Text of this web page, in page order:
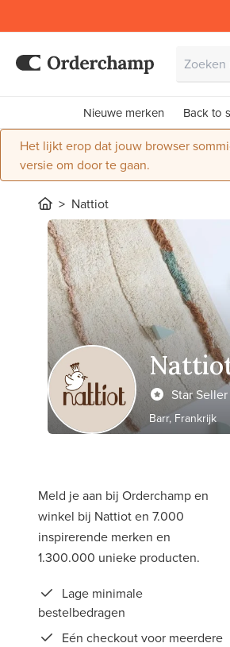
Nieuwe merken Back to
Het lijkt erop dat jouw browser
versie om door te gaan.
Nattiot
Star Seller
Barr, Frankrijk
Meld je aan bij Orderchamp en
winkel bij Nattiot en 7.000
inspirerende merken en
1.300.000 unieke producten.
Lage minimale
bestelbedragen
Eén checkout voor meerdere